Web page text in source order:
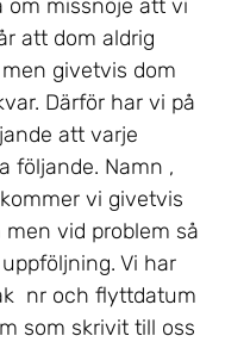
om missnöje att vi
att dom aldrig
givetvis dom
Därför har vi på
att varje
följande. Namn ,
vi givetvis
vid problem så
Vi har
nr och flyttdatum
som skrivit till oss